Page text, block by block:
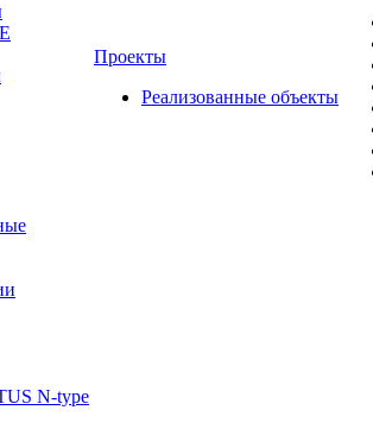
N-type
Проекты
Реализованные объекты